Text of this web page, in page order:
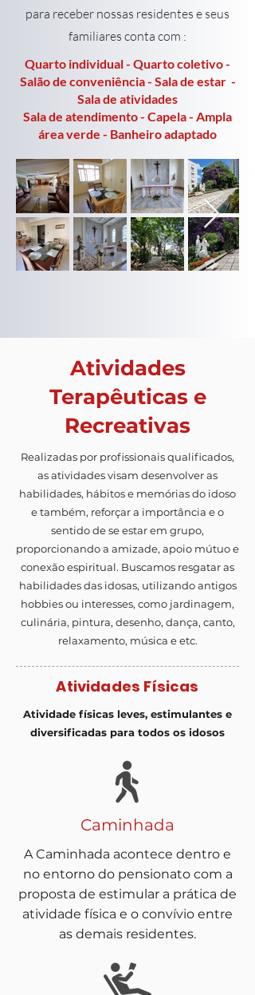
para receber nossas residentes e seus
familiares conta com :
Quarto individual - Quarto coletivo -
Salão de conveniência - Sala de estar -
Sala de atividades
Sala de atendimento - Capela - Ampla
área verde - Banheiro adaptado
Atividades
Terapêuticas e
Recreativas
Realizadas por profissionais qualificados,
as atividades visam desenvolver as
habilidades, hábitos e memórias do idoso
e também, reforçar a importância e o
sentido de se estar em grupo,
proporcionando a amizade, apoio mútuo e
conexão espiritual. Buscamos resgatar as
habilidades das idosas, utilizando antigos
hobbies ou interesses, como jardinagem,
culinária, pintura, desenho, dança, canto,
relaxamento, música e etc.
Atividades Físicas
Atividade físicas leves, estimulantes e
diversificadas para todos os idosos
Caminhada
A Caminhada acontece dentro e
no entorno do pensionato com a
proposta de estimular a prática de
atividade física e o convívio entre
as demais residentes.